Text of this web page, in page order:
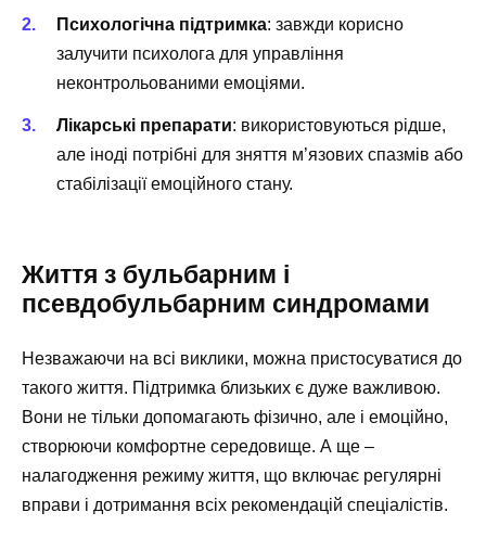
Психологічна підтримка: завжди корисно
залучити психолога для управління
неконтрольованими емоціями.
Лікарські препарати: використовуються рідше,
але іноді потрібні для зняття м’язових спазмів або
стабілізації емоційного стану.
Життя з бульбарним і
псевдобульбарним синдромами
Незважаючи на всі виклики, можна пристосуватися до
такого життя. Підтримка близьких є дуже важливою.
Вони не тільки допомагають фізично, але і емоційно,
створюючи комфортне середовище. А ще –
налагодження режиму життя, що включає регулярні
вправи і дотримання всіх рекомендацій спеціалістів.